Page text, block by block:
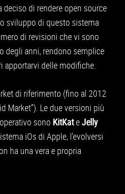
PC
CONSOLE
GIOCHI
TRUCCHI
DRONI
E TV
E TARIFFE
deciso di rendere open source
sviluppo di questo sistema
di revisioni che vi sono
degli anni, rendono semplice
apportarvi delle modifiche.
di riferimento (fino al 2012
Market”). Le due versioni più
sono KitKateJelly
iOs di Apple, l’evolversi
ha una vera e propria